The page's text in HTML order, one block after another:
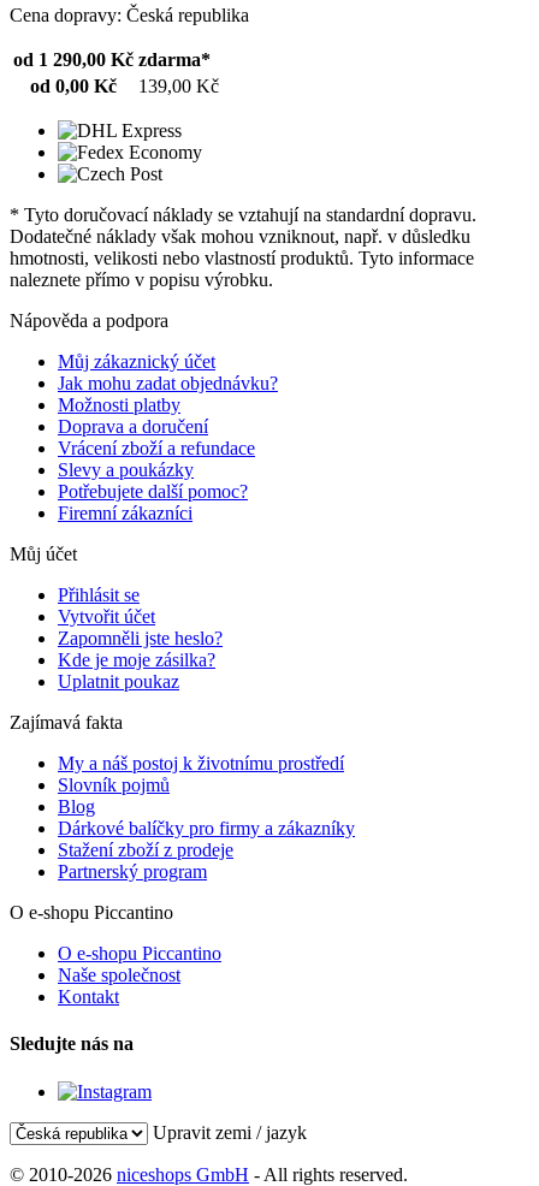
Cena dopravy: Česká republika
od 1 290,00 Kč zdarma*
od 0,00 Kč
139,00 Kč
* Tyto doručovací náklady se vztahují na standardní dopravu.
Dodatečné náklady však mohou vzniknout, např. v důsledku
hmotnosti, velikosti nebo vlastností produktů. Tyto informace
naleznete přímo v popisu výrobku.
Nápověda a podpora
Můj zákaznický účet
Jak mohu zadat objednávku?
Možnosti platby
Doprava a doručení
Vrácení zboží a refundace
Slevy a poukázky
Potřebujete další pomoc?
Firemní zákazníci
Můj účet
Přihlásit se
Vytvořit účet
Zapomněli jste heslo?
Kde je moje zásilka?
Uplatnit poukaz
Zajímavá fakta
My a náš postoj k životnímu prostředí
Slovník pojmů
Blog
Dárkové balíčky pro firmy a zákazníky
Stažení zboží z prodeje
Partnerský program
O e-shopu Piccantino
O e-shopu Piccantino
Naše společnost
Kontakt
Sledujte nás na
Upravit zemi / jazyk
© 2010-2026 niceshops GmbH - All rights reserved.